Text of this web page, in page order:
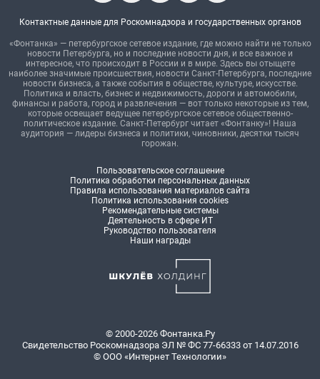
Контактные данные для Роскомнадзора и государственных органов
«Фонтанка» — петербургское сетевое издание, где можно найти не только
новости Петербурга, но и последние новости дня, и все важное и
интересное, что происходит в России и в мире. Здесь вы отыщете
наиболее значимые происшествия, новости Санкт-Петербурга, последние
новости бизнеса, а также события в обществе, культуре, искусстве.
Политика и власть, бизнес и недвижимость, дороги и автомобили,
финансы и работа, город и развлечения — вот только некоторые из тем,
которые освещает ведущее петербургское сетевое общественно-
политическое издание. Санкт-Петербург читает «Фонтанку»! Наша
аудитория — лидеры бизнеса и политики, чиновники, десятки тысяч
горожан.
Пользовательское соглашение
Политика обработки персональных данных
Правила использования материалов сайта
Политика использования cookies
Рекомендательные системы
Деятельность в сфере ИТ
Руководство пользователя
Наши награды
© 2000-2026 Фонтанка.Ру
Свидетельство Роскомнадзора ЭЛ № ФС 77-66333 от 14.07.2016
© ООО «Интернет Технологии»